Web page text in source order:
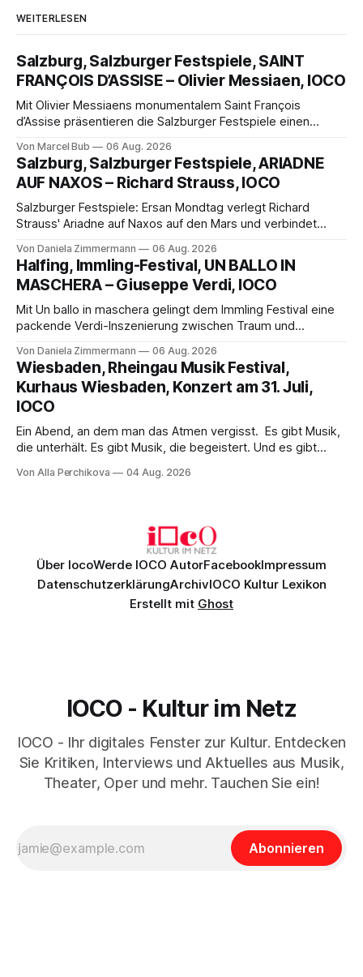
WEITERLESEN
Salzburg, Salzburger Festspiele, SAINT
FRANÇOIS D’ASSISE – Olivier Messiaen, IOCO
Mit Olivier Messiaens monumentalem Saint François
d’Assise präsentieren die Salzburger Festspiele einen
eine bildgewaltige Inszenierung, Maxime Pascal entfaltet
die komplexe Partitur eindrucksvoll, Philippe Sly berührt als
Franziskus.
Von Marcel Bub 06 Aug. 2026
Salzburg, Salzburger Festspiele, ARIADNE
AUF NAXOS – Richard Strauss, IOCO
Salzburger Festspiele: Ersan Mondtag verlegt Richard
Strauss' Ariadne auf Naxos auf den Mars und verbindet
Aufführung mit starken Solisten und den Wiener
Philharmonikern, szenisch bleibt der zweite Akt jedoch
hinter den Erwartungen zurück.
Von Daniela Zimmermann 06 Aug. 2026
Halfing, Immling-Festival, UN BALLO IN
MASCHERA – Giuseppe Verdi, IOCO
Mit Un ballo in maschera gelingt dem Immling Festival eine
packende Verdi-Inszenierung zwischen Traum und
psychologische Tiefe mit starken Bildern, getragen von
einem spielfreudigen Ensemble und einer musikalisch
überzeugenden Gesamtleistung.
Von Daniela Zimmermann 06 Aug. 2026
Wiesbaden, Rheingau Musik Festival,
Kurhaus Wiesbaden, Konzert am 31. Juli,
IOCO
Ein Abend, an dem man das Atmen vergisst. Es gibt Musik,
die unterhält. Es gibt Musik, die begeistert. Und es gibt
Genau so war der Abend im Kurhaus Wiesbaden, an dem
Von Alla Perchikova 04 Aug. 2026
Über IocoWerde IOCO AutorFacebookImpressum
DatenschutzerklärungArchivIOCO Kultur Lexikon
Erstellt mit Ghost
IOCO - Kultur im Netz
IOCO - Ihr digitales Fenster zur Kultur. Entdecken
Sie Kritiken, Interviews und Aktuelles aus Musik,
Theater, Oper und mehr. Tauchen Sie ein!
Abonnieren